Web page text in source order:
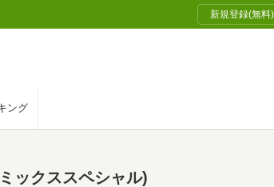
新規登録(無料)
ング
ックススペシャル)